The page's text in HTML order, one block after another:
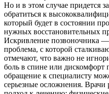
Но и в этом случае придется
обратиться к
который будет в состоянии
нужных восстановительных
Искривление позвоночника —
проблема, с которой
отмечают, что важно не
боль в спине или
обращение к специалисту
серьезные осложнения.